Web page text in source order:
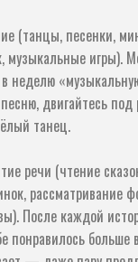
(танцы, песенки,
музыкальные игры).
неделю
двигайтесь под
танец.
речи (чтение
рассматривание
После каждой
понравилось больше